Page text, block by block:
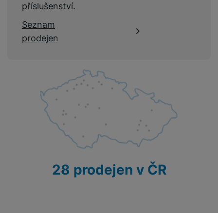
příslušenství.
Seznam
prodejen
28 prodejen v ČR